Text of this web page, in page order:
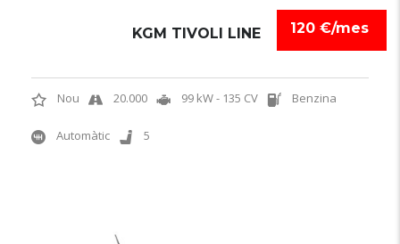
120 €/mes
KGM TIVOLI LINE
Nou 20.000 99 kW - 135 CV Benzina
Automàtic 5